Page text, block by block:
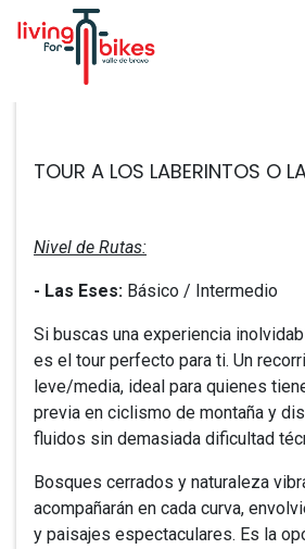
TOUR A LOS LABERINTOS O
Nivel de Rutas:
- ​Las Eses: Básico / Intermedio
Si buscas una experiencia
es el tour perfecto para ti. Un
leve/media, ideal para quienes
previa en ciclismo de montaña y
fluidos sin demasiada dificultad
Bosques cerrados y naturaleza
acompañarán en cada curva,
y paisajes espectaculares. Es la